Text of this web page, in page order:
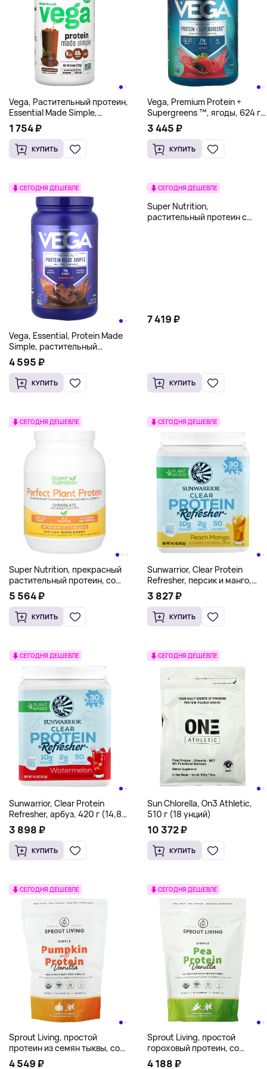
Vega, Растительный протеин,
Essential Made Simple,
шоколад, 271 г (9,6 унции)
1 754 ₽
КУПИТЬ
Vega, Premium Protein +
Supergreens ™, ягоды, 624 г
(1 фунт 6 унций)
3 445 ₽
КУПИТЬ
СЕГОДНЯ ДЕШЕВЛЕ
Vega, Essential, Protein Made
Simple, растительный
протеин, со вкусом
шоколада, 1,03 кг (2 фунта
4,3 унции)
4 595 ₽
КУПИТЬ
СЕГОДНЯ ДЕШЕВЛЕ
Super Nutrition,
растительный протеин с
7 419 ₽
КУПИТЬ
СЕГОДНЯ ДЕШЕВЛЕ
Super Nutrition, прекрасный
растительный протеин, со
вкусом шоколада, 1020 г
(2,2 фунта)
5 564 ₽
КУПИТЬ
СЕГОДНЯ ДЕШЕВЛЕ
Sunwarrior, Clear Protein
Refresher, персик и манго,
420 г (14,8 унции)
3 827 ₽
КУПИТЬ
СЕГОДНЯ ДЕШЕВЛЕ
Sunwarrior, Clear Protein
Refresher, арбуз, 420 г (14,8
унции)
3 898 ₽
КУПИТЬ
СЕГОДНЯ ДЕШЕВЛЕ
Sun Chlorella, On3 Athletic,
510 г (18 унций)
10 372 ₽
КУПИТЬ
СЕГОДНЯ ДЕШЕВЛЕ
Sprout Living, простой
протеин из семян тыквы, со
вкусом ванили, 454 г (1 фунт)
4 549 ₽
СЕГОДНЯ ДЕШЕВЛЕ
Sprout Living, простой
гороховый протеин, со
вкусом ванили, 454 г (1 фунт)
4 188 ₽